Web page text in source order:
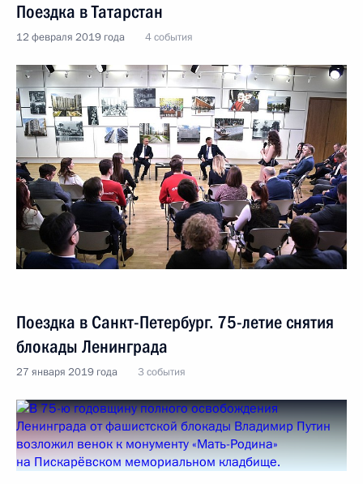
Поездка в Татарстан
12 февраля 2019 года 4 события
Поездка в Санкт-Петербург. 75-летие снятия
блокады Ленинграда
27 января 2019 года 3 события